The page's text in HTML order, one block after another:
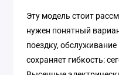
Эту модель стоит
нужен понятный
поездку,
сохраняет гибкость: